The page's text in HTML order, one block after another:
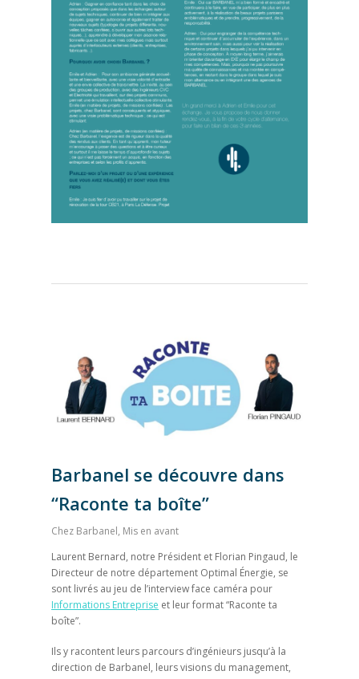
Barbanel se découvre dans
“Raconte ta boîte”
Chez Barbanel, Mis en avant
Laurent Bernard, notre Président et Florian Pingaud, le
Directeur de notre département Optimal Énergie, se
sont livrés au jeu de l’interview face caméra pour
Informations Entreprise et leur format “Raconte ta
boîte”.
Ils y racontent leurs parcours d’ingénieurs jusqu’à la
direction de Barbanel, leurs visions du management,